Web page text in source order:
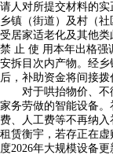
请人对所提交材料的
乡镇（街道）及村（
受居家适老化及其他
禁 止 使 用本年出格强
安拆目次内产物。经
后，补助资金将间接
对于哄抬物价、不
家务劳做的智能设备
费、人工费等不再纳
租赁衡宇，若存正在
度2026年大规模设备